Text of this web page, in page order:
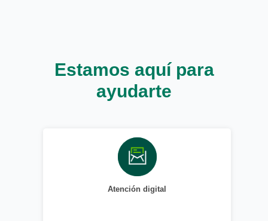
Estamos aquí para
ayudarte
Atención digital